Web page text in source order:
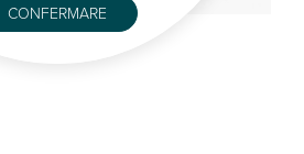
CONFERMARE